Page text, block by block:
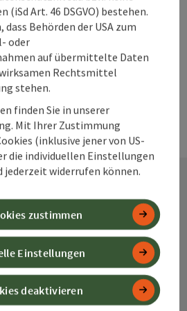
1 2
GmbH
(iSd Art. 46 DSGVO) bestehen.
Behörden der USA zum
oder
auf übermittelte Daten
Rechtsmittel
stehen.
finden Sie in unserer
Mit Ihrer Zustimmung
(inklusive jener von US-
die individuellen Einstellungen
jederzeit widerrufen können.
deaktivieren
Einstellungen
zustimmen